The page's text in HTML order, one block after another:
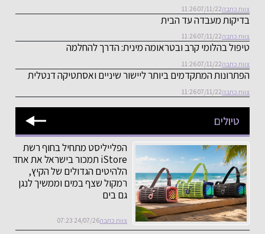
צוות כתבה07/11/22 11:26
בדיקות מעבדה עד הבית
צוות כתבה07/11/22 11:26
טיפול בהלומי קרב ובטראומה מינית: הדרך להחלמה
צוות כתבה07/11/22 11:26
הפתרונות המתקדמים ביותר ליישור שיניים ואסתטיקה דנטלית
צוות כתבה07/11/22 11:26
טיולים
הפלייליסט מתחיל בחוף רשת
iStore תמכור בישראל את אחד
הלהיטים הגדולים של הקיץ,
רמקול שצף במים וממשיך לנגן
גם בים
צוות כתבה24/07/26 07:23